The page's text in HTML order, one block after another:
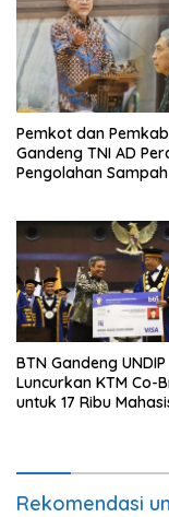
Pemkot dan
Gandeng TNI AD
Pengolahan
BTN Gandeng UNDIP
Luncurkan KTM Co-
untuk 17 Ribu
Rekomendasi